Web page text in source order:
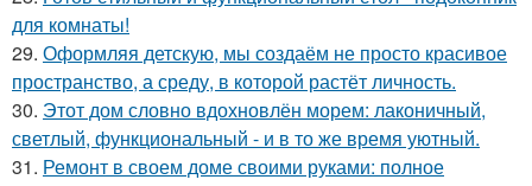
для комнаты!
29. Оформляя детскую, мы создаём не просто красивое
пространство, а среду, в которой растёт личность.
30. Этот дом словно вдохновлён морем: лаконичный,
светлый, функциональный - и в то же время уютный.
31. Ремонт в своем доме своими руками: полное